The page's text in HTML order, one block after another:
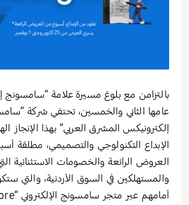
بالتزامن مع بلوغ مسيرة علامة “سامسونج
عامها الثاني والخمسين، تحتفي شركة
إلكترونيكس المشرق العربي” بهذا الإنجاز
الإبداع التكنولوجي والتصميمي، مطلقة
العروض الرائعة والخصومات الاستثنائية
والمستهلكين في السوق الأردنية، والتي